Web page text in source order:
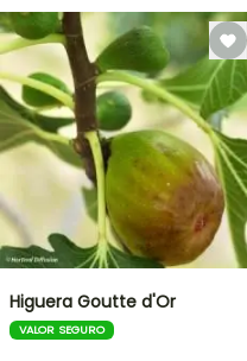
Higuera Goutte d'Or
VALOR SEGURO